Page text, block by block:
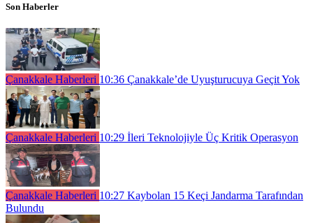
Son Haberler
Çanakkale Haberleri 10:36 Çanakkale’de Uyuşturucuya Geçit Yok
Çanakkale Haberleri 10:29 İleri Teknolojiyle Üç Kritik Operasyon
Çanakkale Haberleri 10:27 Kaybolan 15 Keçi Jandarma Tarafından
Bulundu